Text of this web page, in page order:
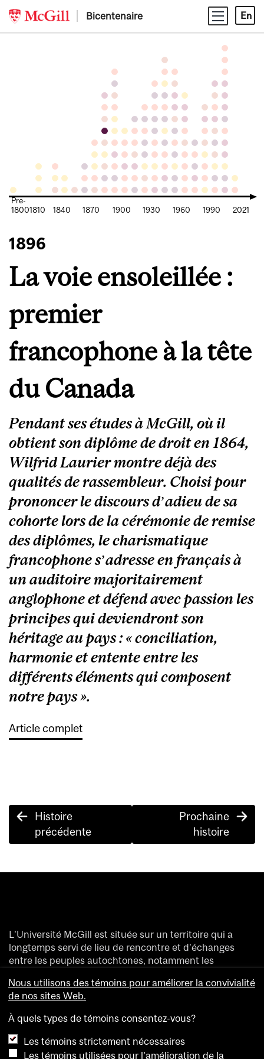
Skip
content
Bicentenaire En
Pre-
18001810 1840 1870 1900 1930 1960 1990 2021
1896
La voie ensoleillée :
premier
francophone à la tête
du Canada
Pendant ses études à McGill, où il
obtient son diplôme de droit en 1864,
Wilfrid Laurier montre déjà des
qualités de rassembleur. Choisi pour
prononcer le discours d’adieu de sa
cohorte lors de la cérémonie de remise
des diplômes, le charismatique
francophone s’adresse en français à
un auditoire majoritairement
anglophone et défend avec passion les
principes qui deviendront son
héritage au pays : « conciliation,
harmonie et entente entre les
différents éléments qui composent
notre pays ».
Article complet
Post
navigation
Histoire
précédente
Prochaine
histoire
L’Université McGill est située sur un territoire qui a
longtemps servi de lieu de rencontre et d’échanges
entre les peuples autochtones, notamment les
Nous saluons et remercions les divers peuples
autochtones qui ont enrichi de leur présence ce
territoire accueillant aujourd’hui des gens de partout
Nous utilisons des témoins pour améliorer la convivialité
de nos sites Web.
À quels types de témoins consentez-vous?
Les témoins strictement nécessaires
Les témoins utilisées pour l'amélioration de la